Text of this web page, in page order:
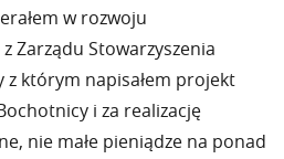
w rozwoju
Zarządu Stowarzyszenia
z którym napisałem projekt
i za realizację
nie małe pieniądze na ponad